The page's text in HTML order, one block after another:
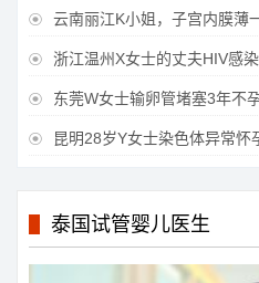
 云南丽江K小姐，子宫内膜薄
 浙江温州X女士的丈夫HIV感
 东莞W女士输卵管堵塞3年不
 昆明28岁Y女士染色体异常
泰国试管婴儿医生